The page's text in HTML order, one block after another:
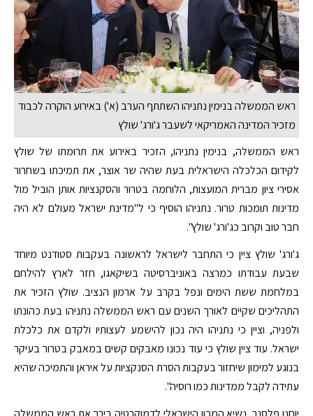
ראש הממשלה בנימין נתניהו השתתף הערב (א') באירוע הוקרה לכבוד
מזכיר המדינה האמריקאי לשעבר ג'ורג' שולץ
ראש הממשלה, בנימין נתניהו, הזכיר באירוע את תרומתו של שולץ
לקידום הכלכלה הישראלית בעת שהיה שר אוצר, את תמיכתו בשחרור
אסירי ציון מברית המועצות, הלוחמה בטרור והסקנציות אותן הוביל מול
מדינות תומכות טרור. נתניהו הוסיף כי ל"מדינת ישראל מעולם לא היה
חבר טוב וקרוב כג'ורג' שולץ".
ג'ורג' שולץ ציין כי התחבר לישראל לראשונה בעקבות סטודנט מיוחד
שבעת עבודתו כמרצה באוניברסיטה בשיקאגו, חזר לארץ להילחם
במלחמת ששת הימים ונפל בקרב על ארמון הנציב. שולץ הזכיר את
התהליכים שקיים לאורך השנים עם ראש הממשלה נתניהו בעת כהונתו
ולפניה, וציין כי נתניהו היה נכון להישמע לעצותיו ולקדם את כלכלת
ישראל. עוד ציין שולץ כי עוד נכונו מאבקים קשים במאבק בטרור בעיקר
בנוגע למימון שיחזור בעקבות הסרת הסנקציות על איראן והתמיכה שהיא
עתידה לקבל ממדינות כמו רוסיה".